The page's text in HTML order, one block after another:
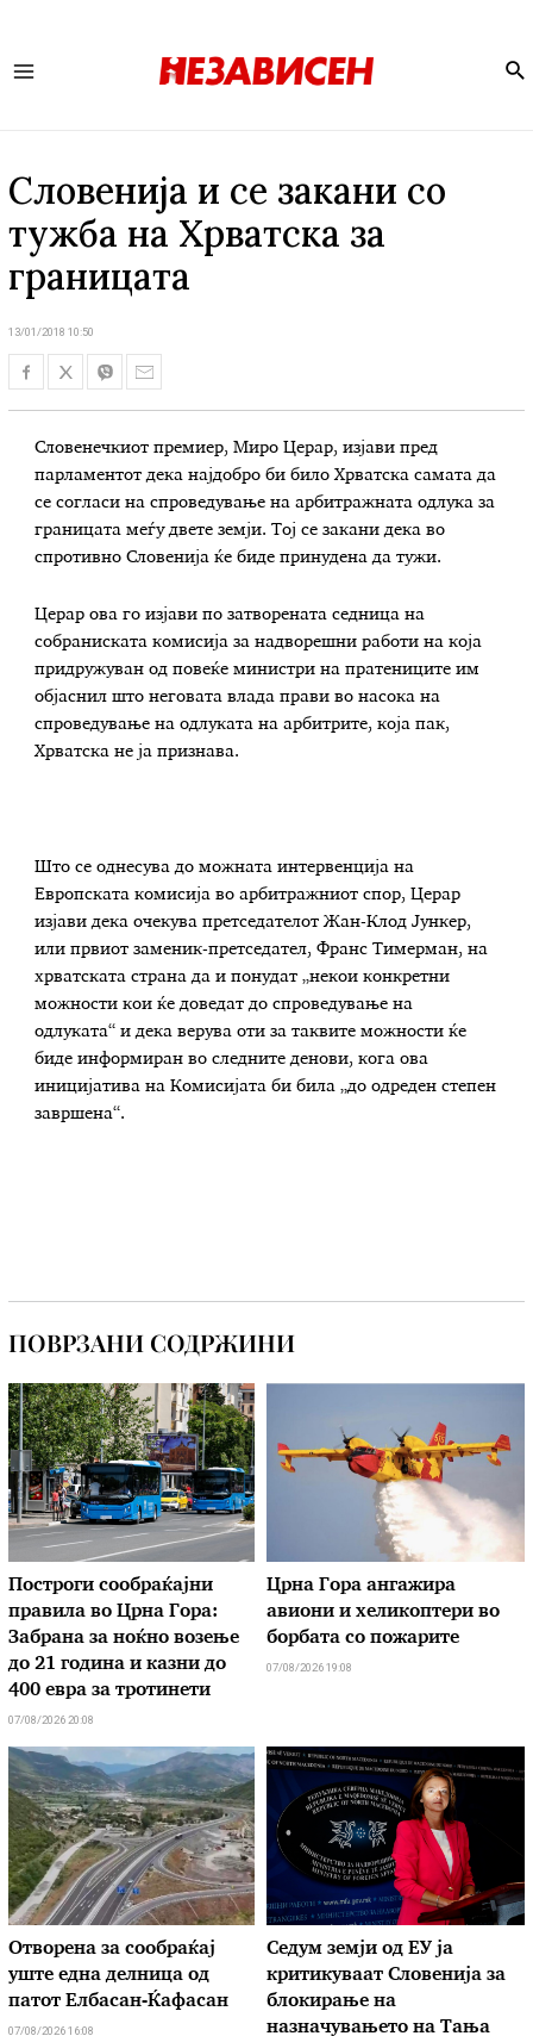
Словенија и се закани со
тужба на Хрватска за
границата
13/01/2018 10:50
Словенечкиот премиер, Миро Церар, изјави пред
парламентот дека најдобро би било Хрватска самата да
се согласи на спроведување на арбитражната одлука за
границата меѓу двете земји. Тој се закани дека во
спротивно Словенија ќе биде принудена да тужи.
Церар ова го изјави по затворената седница на
собраниската комисија за надворешни работи на која
придружуван од повеќе министри на пратениците им
објаснил што неговата влада прави во насока на
спроведување на одлуката на арбитрите, која пак,
Хрватска не ја признава.
Што се однесува до можната интервенција на
Европската комисија во арбитражниот спор, Церар
изјави дека очекува претседателот Жан-Клод Јункер,
или првиот заменик-претседател, Франс Тимерман, на
хрватската страна да и понудат „некои конкретни
можности кои ќе доведат до спроведување на
одлуката“ и дека верува оти за таквите можности ќе
биде информиран во следните денови, кога ова
иницијатива на Комисијата би била „до одреден степен
завршена“.
ПОВРЗАНИ СОДРЖИНИ
Построги сообраќајни
правила во Црна Гора:
Забрана за ноќно возење
до 21 година и казни до
400 евра за тротинети
07/08/2026 20:08
Црна Гора ангажира
авиони и хеликоптери во
борбата со пожарите
07/08/2026 19:08
Отворена за сообраќај
уште една делница од
патот Елбасан-Ќафасан
07/08/2026 16:08
Седум земји од ЕУ ја
критикуваат Словенија за
блокирање на
назначувањето на Тања